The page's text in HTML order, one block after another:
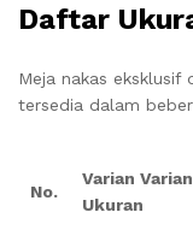
Daftar
Meja nakas eksklusif
tersedia dalam
No.
Varian Varian
Ukuran